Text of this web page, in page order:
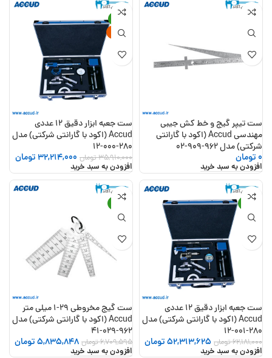
ست تیپر گیج و خط کش جیبی
مهندسی Accud (اکود با گارانتی
شرکتی) مدل 962-909-02
0تومان
افزودن به سبد خرید
-10%
جدید
ست جعبه ابزار دقیق 12 عددی
Accud (اکود با گارانتی شرکتی) مدل
280-000-12
35,910,000تومان 32,214,000تومان
افزودن به سبد خرید
-16%
ست جعبه ابزار دقیق 12 عددی
Accud (اکود با گارانتی شرکتی) مدل
280-001-12
62,181,000تومان 52,313,625تومان
افزودن به سبد خرید
-13%
ست گیج مخروطی 29-1 میلی متر
Accud (اکود با گارانتی شرکتی) مدل
962-029-41
6,709,595تومان 5,835,848تومان
افزودن به سبد خرید